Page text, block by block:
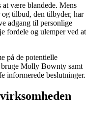
være blandede. Mens
tilbud, den tilbyder, har
adgang til personlige
fordele og ulemper ved at
på de potentielle
bruge Molly Bownty samt
informerede beslutninger.